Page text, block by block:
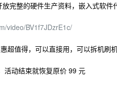
完整的硬件生产资料，嵌入式软件
video/BV1f7JDzrE1c/
超值得，可以直接用，可以拆机刷
活动结束就恢复原价 99 元